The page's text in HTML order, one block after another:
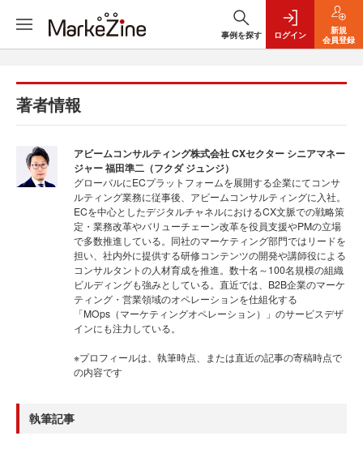
事例を探す ログイン
新規
会員登録
著者情報
アビームコンサルティング株式会社 CXセクター シニアマネー
ジャー 福田準二（フクダ ジュンジ）
グローバルにECプラットフォームを展開する企業にてコンサ
ルティング業務に従事後、アビームコンサルティングに入社。
ECを中心としたデジタルチャネルにおけるCX文脈での戦略策
定・業務改革やバリューチェーン改革を役員支援やPMの立場
で多数推進している。同社のマーケティング部門ではリードを
担い、社内外に提供する研修コンテンツの開発や講師役による
コンサルタントの人材育成を推進。数十名～100名規模の組織
ビルディングも強みとしている。直近では、B2B企業のマーケ
ティング・営業領域のオペレーションを仕組化する
「MOps（マーケティングオペレーション）」のサービスデザ
インにも注力している。
※プロフィールは、執筆時点、または直近の記事の寄稿時点で
の内容です
執筆記事